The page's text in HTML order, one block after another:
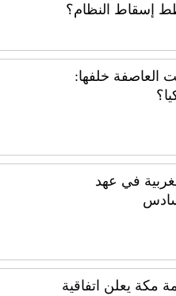
إسقاط النظام؟
العاصفة خلفها:
في عهد
مكة يعلن اتفاقية